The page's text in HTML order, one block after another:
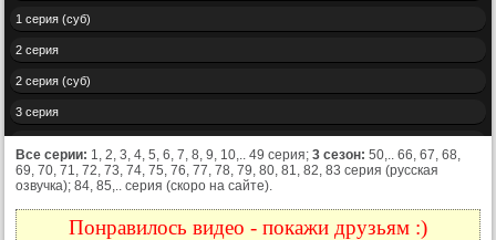
1 серия (суб)
2 серия
2 серия (суб)
3 серия
4 серия
5 серия
Все серии: 1, 2, 3, 4, 5, 6, 7, 8, 9, 10,.. 49 серия; 3 сезон: 50,.. 66, 67, 68,
69, 70, 71, 72, 73, 74, 75, 76, 77, 78, 79, 80, 81, 82, 83 серия (русская
озвучка); 84, 85,.. серия (скоро на сайте).
Понравилось видео - покажи друзьям :)